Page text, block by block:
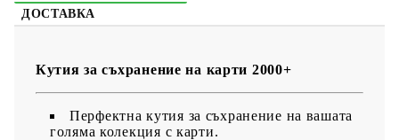
ДОСТАВКА
Кутия за съхранение на карти 2000+
Перфектна кутия за съхранение на вашата
голяма колекция с карти.